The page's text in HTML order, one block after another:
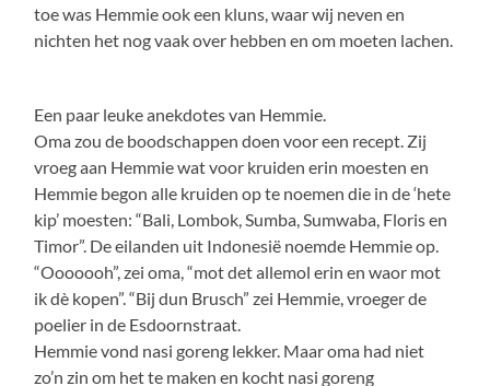
toe was Hemmie ook een kluns, waar wij neven en
nichten het nog vaak over hebben en om moeten lachen.
Een paar leuke anekdotes van Hemmie.
Oma zou de boodschappen doen voor een recept. Zij
vroeg aan Hemmie wat voor kruiden erin moesten en
Hemmie begon alle kruiden op te noemen die in de ‘hete
kip’ moesten: “Bali, Lombok, Sumba, Sumwaba, Floris en
Timor”. De eilanden uit Indonesië noemde Hemmie op.
“Ooooooh”, zei oma, “mot det allemol erin en waor mot
ik dè kopen”. “Bij dun Brusch” zei Hemmie, vroeger de
poelier in de Esdoornstraat.
Hemmie vond nasi goreng lekker. Maar oma had niet
zo’n zin om het te maken en kocht nasi goreng